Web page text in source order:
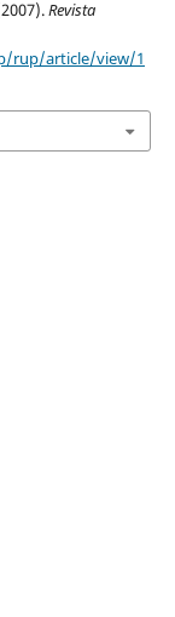
Revista
rup/article/view/1